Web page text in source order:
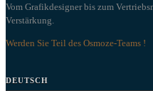
Vom Grafikdesigner bis zum
Verstärkung.
Werden Sie Teil des Osmoze-Teams !
DEUTSCH